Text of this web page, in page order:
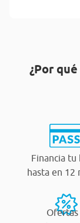
¿Por
Financia tu
hasta en 12
Ofertas